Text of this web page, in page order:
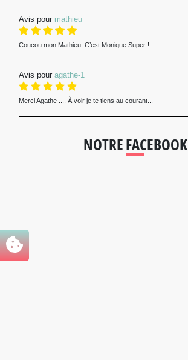
Avis pour mathieu
Coucou mon Mathieu. C’est Monique Super !...
Avis pour agathe-1
Merci Agathe .... À voir je te tiens au courant...
NOTRE FACEBOOK